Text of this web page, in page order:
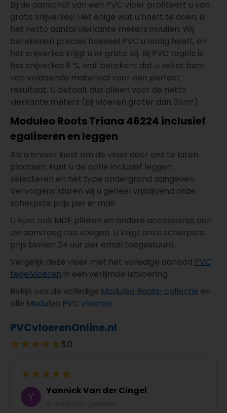
Bij de aanschaf van een PVC vloer profiteert u van
gratis snijverlies! Het enige wat u hoeft te doen, is
het netto aantal vierkante meters invullen. Wij
berekenen precies hoeveel PVC u nodig heeft, en
het snijverlies krijgt u er gratis bij. Bij PVC tegels is
het snijverlies 8 %, wat betekent dat u zeker bent
van voldoende materiaal voor een perfect
resultaat. U betaalt dus alleen voor de netto
vierkante meters (bij vloeren groter dan 35m²).
Moduleo Roots Triana 46224 inclusief
egaliseren en leggen
Als u ervoor kiest om de vloer door ons te laten
plaatsen, kunt u de optie inclusief leggen
selecteren en het type ondergrond aangeven.
Vervolgens sturen wij u geheel vrijblijvend onze
scherpste prijs per e-mail.
U kunt ook MDF plinten en andere accessoires aan
uw aanvraag toe voegen. U krijgt onze scherpste
prijs binnen 24 uur per email toegestuurd.
Vergelijk deze vloer met het volledige aanbod PVC
tegelvloeren in een verlijmde uitvoering.
Bekijk ook de volledige Moduleo Roots-collectie en
alle Moduleo PVC vloeren.
PVCvloerenOnline.nl
5.0
Yannick Van der Cingel